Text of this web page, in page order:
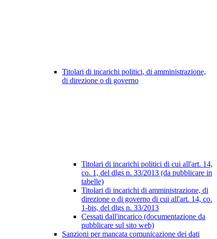
Titolari di incarichi politici, di amministrazione,
di direzione o di governo
Titolari di incarichi politici di cui all'art. 14,
co. 1, del dlgs n. 33/2013 (da pubblicare in
tabelle)
Titolari di incarichi di amministrazione, di
direzione o di governo di cui all'art. 14, co.
1-bis, del dlgs n. 33/2013
Cessati dall'incarico (documentazione da
pubblicare sul sito web)
Sanzioni per mancata comunicazione dei dati